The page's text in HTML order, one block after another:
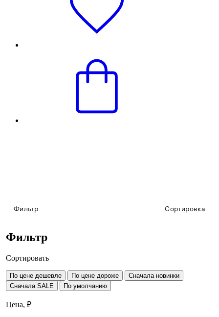
Фильтр Сортировка
Фильтр
Сортировать
По цене дешевле По цене дороже
Сначала новинки
Сначала SALE
По умолчанию
Цена, ₽